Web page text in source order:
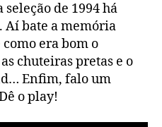
de 1994 há
Aí bate a memória
era bom o
chuteiras pretas e o
Enfim, falo um
o play!